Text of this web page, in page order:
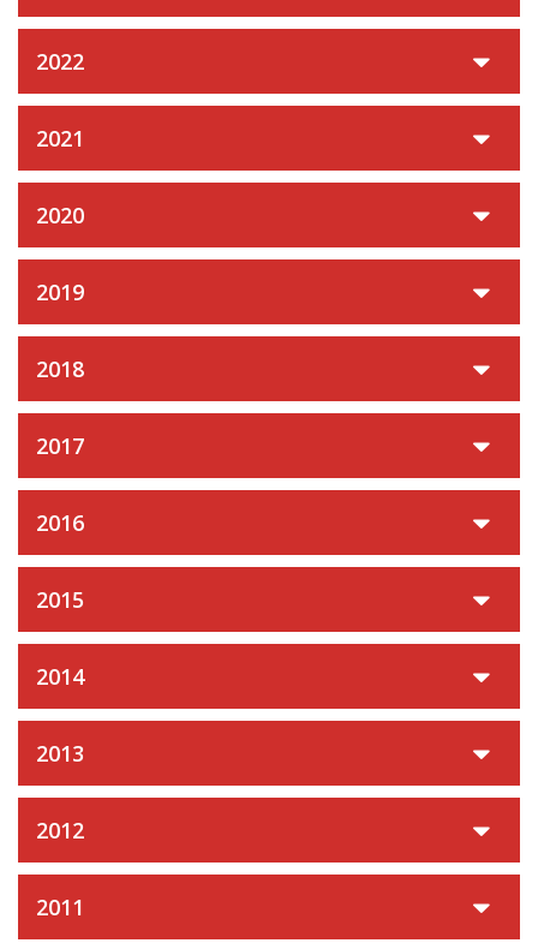
2022
2021
2020
2019
2018
2017
2016
2015
2014
2013
2012
2011